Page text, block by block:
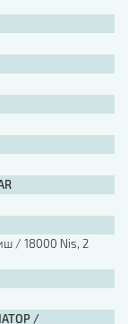
/ 18000 Nis, 2
/